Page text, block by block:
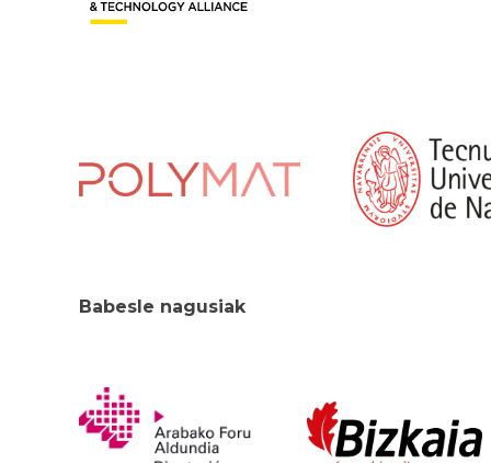
Babesle nagusiak